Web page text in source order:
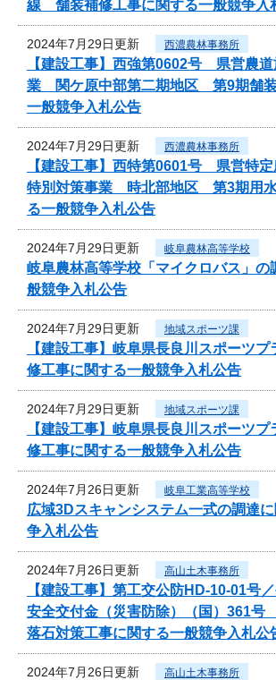
線 舗装補修工事に関する一般競争入
2024年7月29日更新 西濃農林事務所
【建設工事】西強第0602号 県営農
業 関ケ原中部第二期地区 第9期舗装
一般競争入札公告
2024年7月29日更新 西濃農林事務所
【建設工事】西特第0601号 県営特
特別対策事業 時北部地区 第3期用
る一般競争入札公告
2024年7月29日更新 岐阜農林高等学校
岐阜農林高等学校「マイクロバス」の
般競争入札公告
2024年7月29日更新 地域スポーツ課
【建設工事】岐阜県長良川スポーツ
修工事に関する一般競争入札公告
2024年7月29日更新 地域スポーツ課
【建設工事】岐阜県長良川スポーツ
修工事に関する一般競争入札公告
2024年7月26日更新 岐阜工業高等学校
広域3Dスキャンシステム一式の調達
争入札公告
2024年7月26日更新 高山土木事務所
【建設工事】第工交公防HD-10-01号
安全交付金（災害防除）（国）361
落石対策工事に関する一般競争入札公
2024年7月26日更新 高山土木事務所